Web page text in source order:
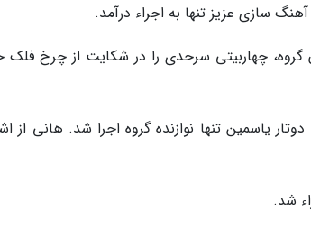
سازی عزیز تنها به اجراء درآمد.
چهاربیتی سرحدی را در شکایت از چرخ فلک
یاسمین تنها نوازنده گروه اجرا شد. هانی از
شد.